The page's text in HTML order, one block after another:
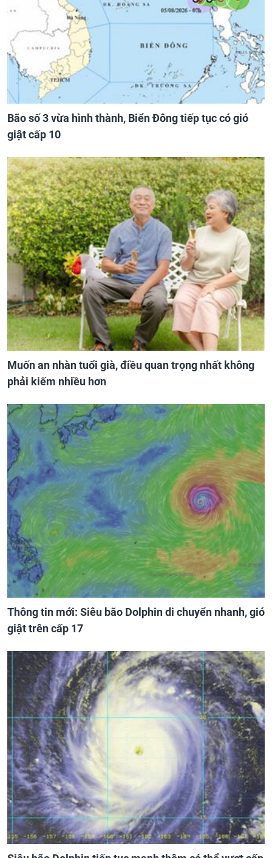
Bão số 3 vừa hình thành, Biển Đông tiếp tục có gió
giật cấp 10
Muốn an nhàn tuổi già, điều quan trọng nhất không
phải kiếm nhiều hơn
Thông tin mới: Siêu bão Dolphin di chuyển nhanh, gió
giật trên cấp 17